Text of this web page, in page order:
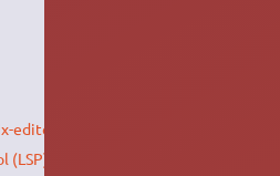
editor.com/
(LSP)